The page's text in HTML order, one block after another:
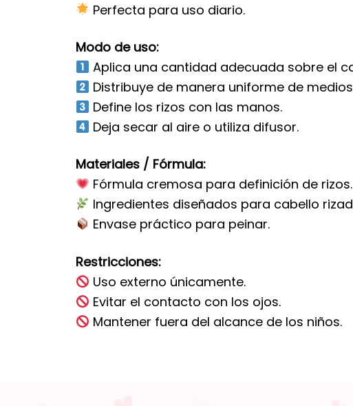
Perfecta para uso diario.
Modo de uso:
Aplica una cantidad adecuada sobre el
Distribuye de manera uniforme de
Define los rizos con las manos.
Deja secar al aire o utiliza difusor.
Materiales / Fórmula:
Fórmula cremosa para definición de rizos.
Ingredientes diseñados para cabello
Envase práctico para peinar.
Restricciones:
Uso externo únicamente.
Evitar el contacto con los ojos.
Mantener fuera del alcance de los niños.